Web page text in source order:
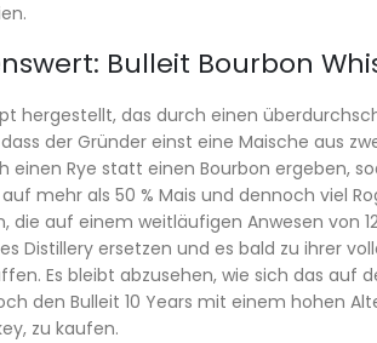
Bulleit Bourbon
hergestellt, das durch einen
der Gründer einst eine Maische aus
Rye statt einen Bourbon ergeben,
mehr als 50 % Mais und dennoch viel
die auf einem weitläufigen Anwesen von
Distillery ersetzen und es bald zu ihrer
Es bleibt abzusehen, wie sich das auf
den Bulleit 10 Years mit einem hohen
zu kaufen.